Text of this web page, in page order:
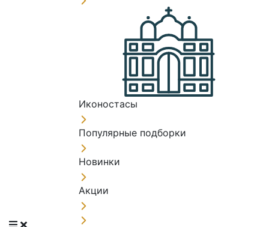
Иконостасы
Популярные подборки
Новинки
Акции